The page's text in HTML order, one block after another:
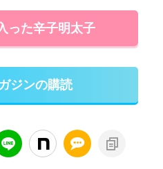
った辛子明太子
ジンの購読